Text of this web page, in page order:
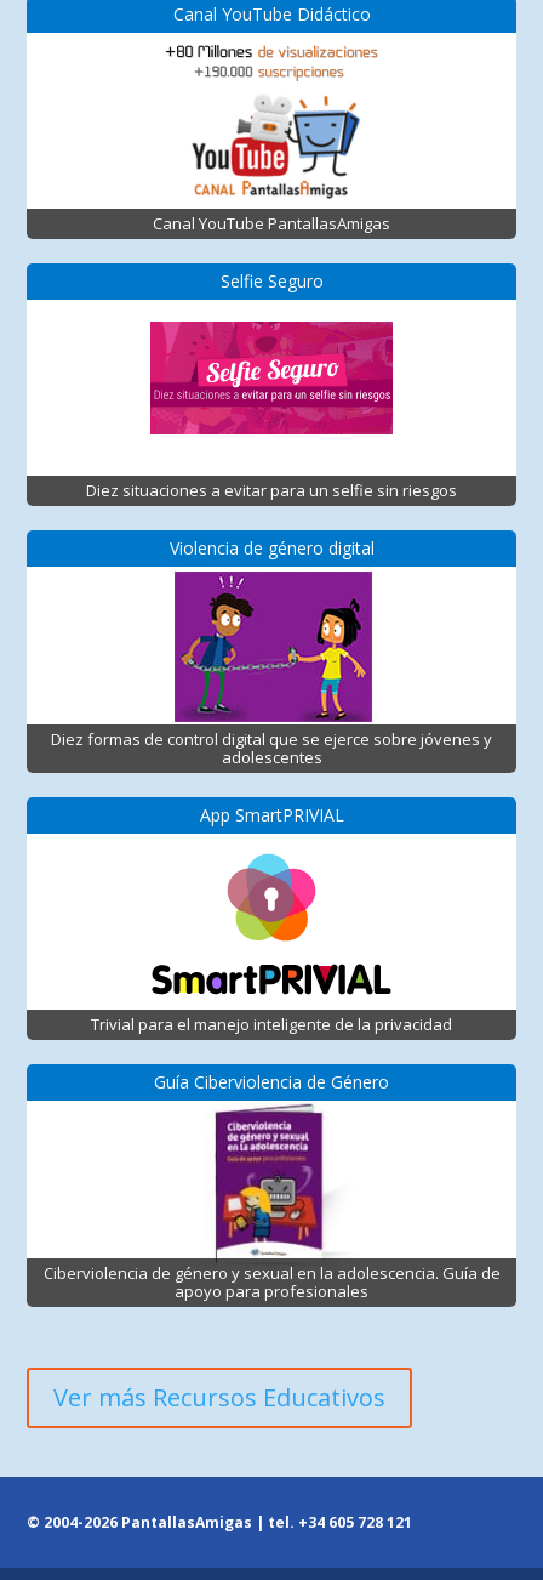
Canal YouTube Didáctico
Canal YouTube PantallasAmigas
Selfie Seguro
Diez situaciones a evitar para un selfie sin riesgos
Violencia de género digital
Diez formas de control digital que se ejerce sobre jóvenes y
adolescentes
App SmartPRIVIAL
Trivial para el manejo inteligente de la privacidad
Guía Ciberviolencia de Género
Ciberviolencia de género y sexual en la adolescencia. Guía de
apoyo para profesionales
Ver más Recursos Educativos
© 2004-2026 PantallasAmigas | tel. +34 605 728 121